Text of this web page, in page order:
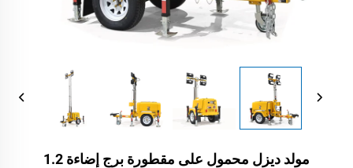
مولد ديزل محمول على مقطورة برج إضاءة 1.2